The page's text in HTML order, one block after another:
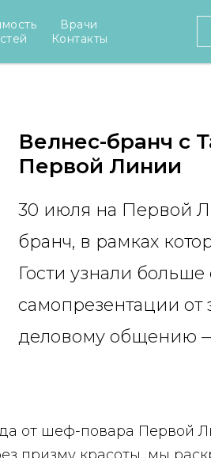
Врачи
Контакты
Велнес-бранч с
Первой Линии
30 июля на Первой
бранч, в рамках
Гости узнали больше
самопрезентации от
деловому общению
от шеф-повара Первой